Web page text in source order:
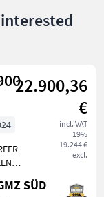
22.900,36
€
incl. VAT
19%
19.244 €
excl.
SÜD